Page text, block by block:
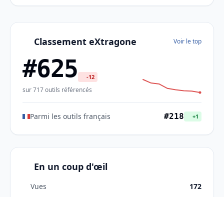
Classement eXtragone Voir le top
#625 -12
sur 717 outils référencés
Parmi les outils français #218 +1
En un coup d'œil
Vues
172